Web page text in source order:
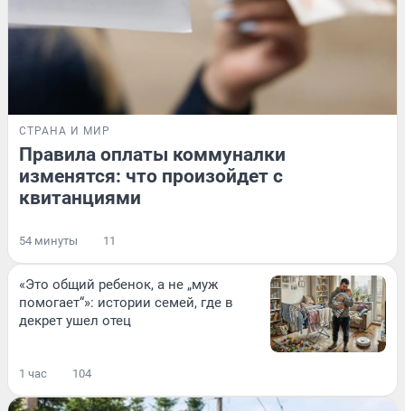
СТРАНА И МИР
Правила оплаты коммуналки
изменятся: что произойдет с
квитанциями
54 минуты 11
«Это общий ребенок, а не „муж
помогает“»: истории семей, где в
декрет ушел отец
1 час 104